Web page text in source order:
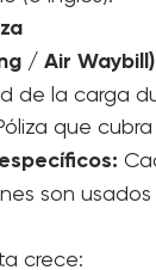
estar en
(o inglés).
/ Air
de la carga